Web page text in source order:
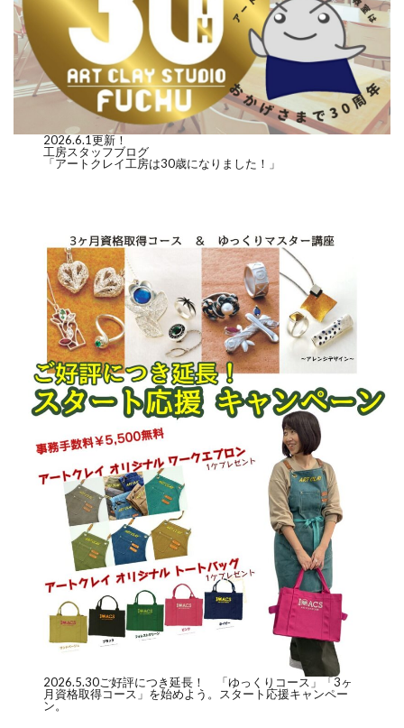
2026.6.1更新！
工房スタッフブログ
「アートクレイ工房は30歳になりました！」
2026.5.30ご好評につき延長！ 「ゆっくりコース 」「3ヶ
月資格取得コース 」を始めよう。スタート応援キャンペー
ン。